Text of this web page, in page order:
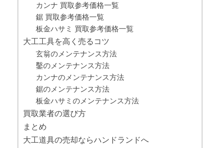
カンナ 買取参考価格一覧
鋸 買取参考価格一覧
板金ハサミ 買取参考価格一覧
大工工具を高く売るコツ
玄翁のメンテナンス方法
鑿のメンテナンス方法
カンナのメンテナンス方法
鋸のメンテナンス方法
板金ハサミのメンテナンス方法
買取業者の選び方
まとめ
大工道具の売却ならハンドランドへ